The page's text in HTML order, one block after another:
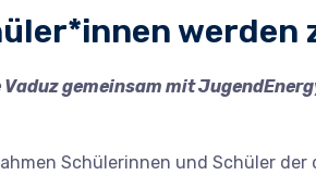
werden
Vaduz gemeinsam mit
Schülerinnen und Schüler der